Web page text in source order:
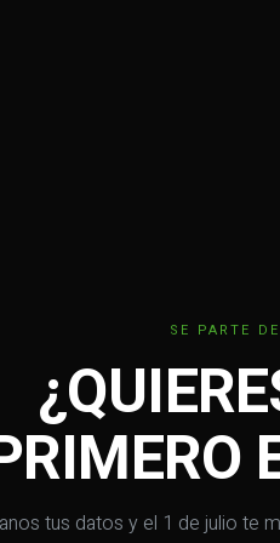
SE PARTE
tus datos y el 1 de julio te